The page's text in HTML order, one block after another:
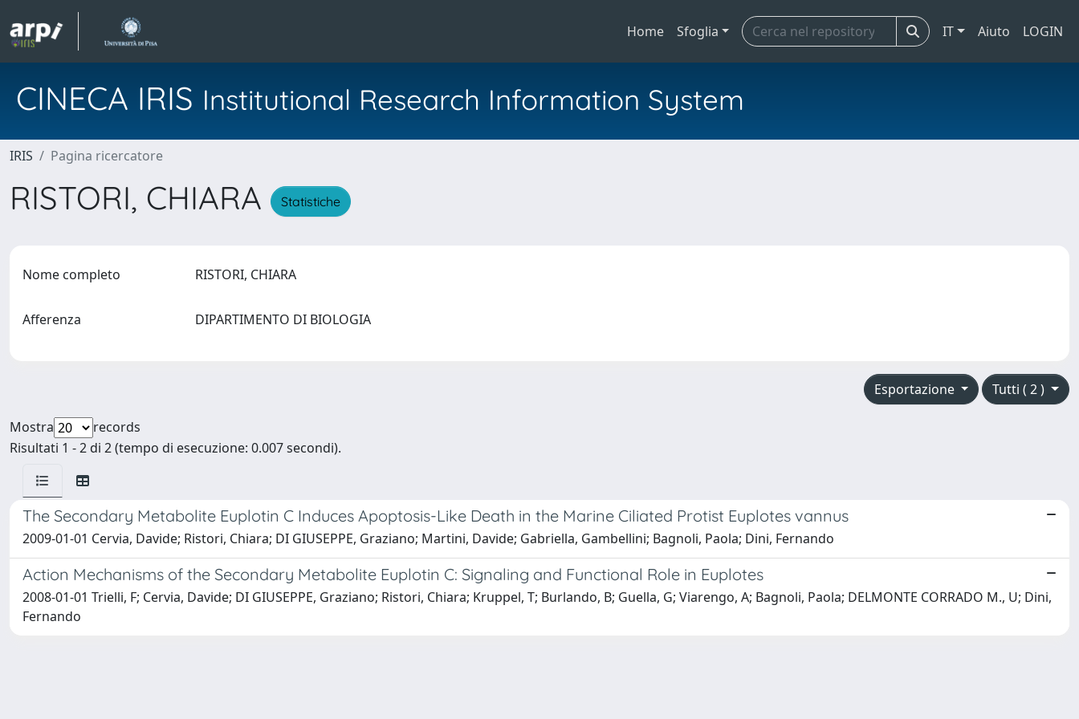
Home Sfoglia IT Aiuto LOGIN
CINECA IRIS Institutional Research Information System
IRIS Pagina ricercatore
RISTORI, CHIARA Statistiche
Nome completo RISTORI, CHIARA
Afferenza DIPARTIMENTO DI BIOLOGIA
Tutti ( 2 )
Esportazione
Mostra
records
Risultati 1 - 2 di 2 (tempo di esecuzione: 0.007 secondi).
The Secondary Metabolite Euplotin C Induces Apoptosis-Like Death in the Marine Ciliated Protist Euplotes vannus
2009-01-01 Cervia, Davide; Ristori, Chiara; DI GIUSEPPE, Graziano; Martini, Davide; Gabriella, Gambellini; Bagnoli, Paola; Dini, Fernando
Action Mechanisms of the Secondary Metabolite Euplotin C: Signaling and Functional Role in Euplotes
2008-01-01 Trielli, F; Cervia, Davide; DI GIUSEPPE, Graziano; Ristori, Chiara; Kruppel, T; Burlando, B; Guella, G; Viarengo, A; Bagnoli, Paola; DELMONTE CORRADO M., U; Dini,
Fernando